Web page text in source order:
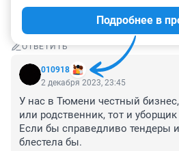
Не волнуйтесь, из сказки в
профессионализма у дорожных
ОТВЕТИТЬ
010918
Подробнее в
2 декабря 2023, 23:45
У нас в Тюмени честный
или родственник, тот и уборщик
Если бы справедливо тендеры
блестела бы.